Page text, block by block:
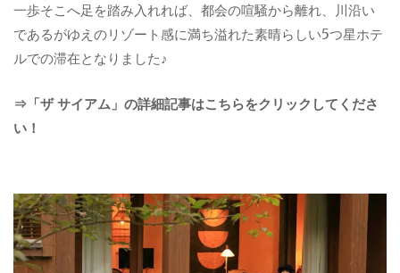
一歩そこへ足を踏み入れれば、都会の喧騒から離れ、川沿い
であるがゆえのリゾート感に満ち溢れた素晴らしい5つ星ホテ
ルでの滞在となりました♪
⇒「ザ サイアム」の詳細記事はこちらをクリックしてくださ
い！